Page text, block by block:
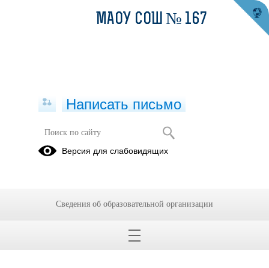
Галерея славы
и призерах школьного, муниципального, регионального и заключительного
МАОУ СОШ № 167
Написать письмо
Версия для слабовидящих
Сведения об образовательной организации